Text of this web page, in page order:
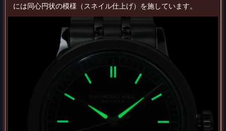
には同心円状の模様（スネイル仕上げ）を施しています。